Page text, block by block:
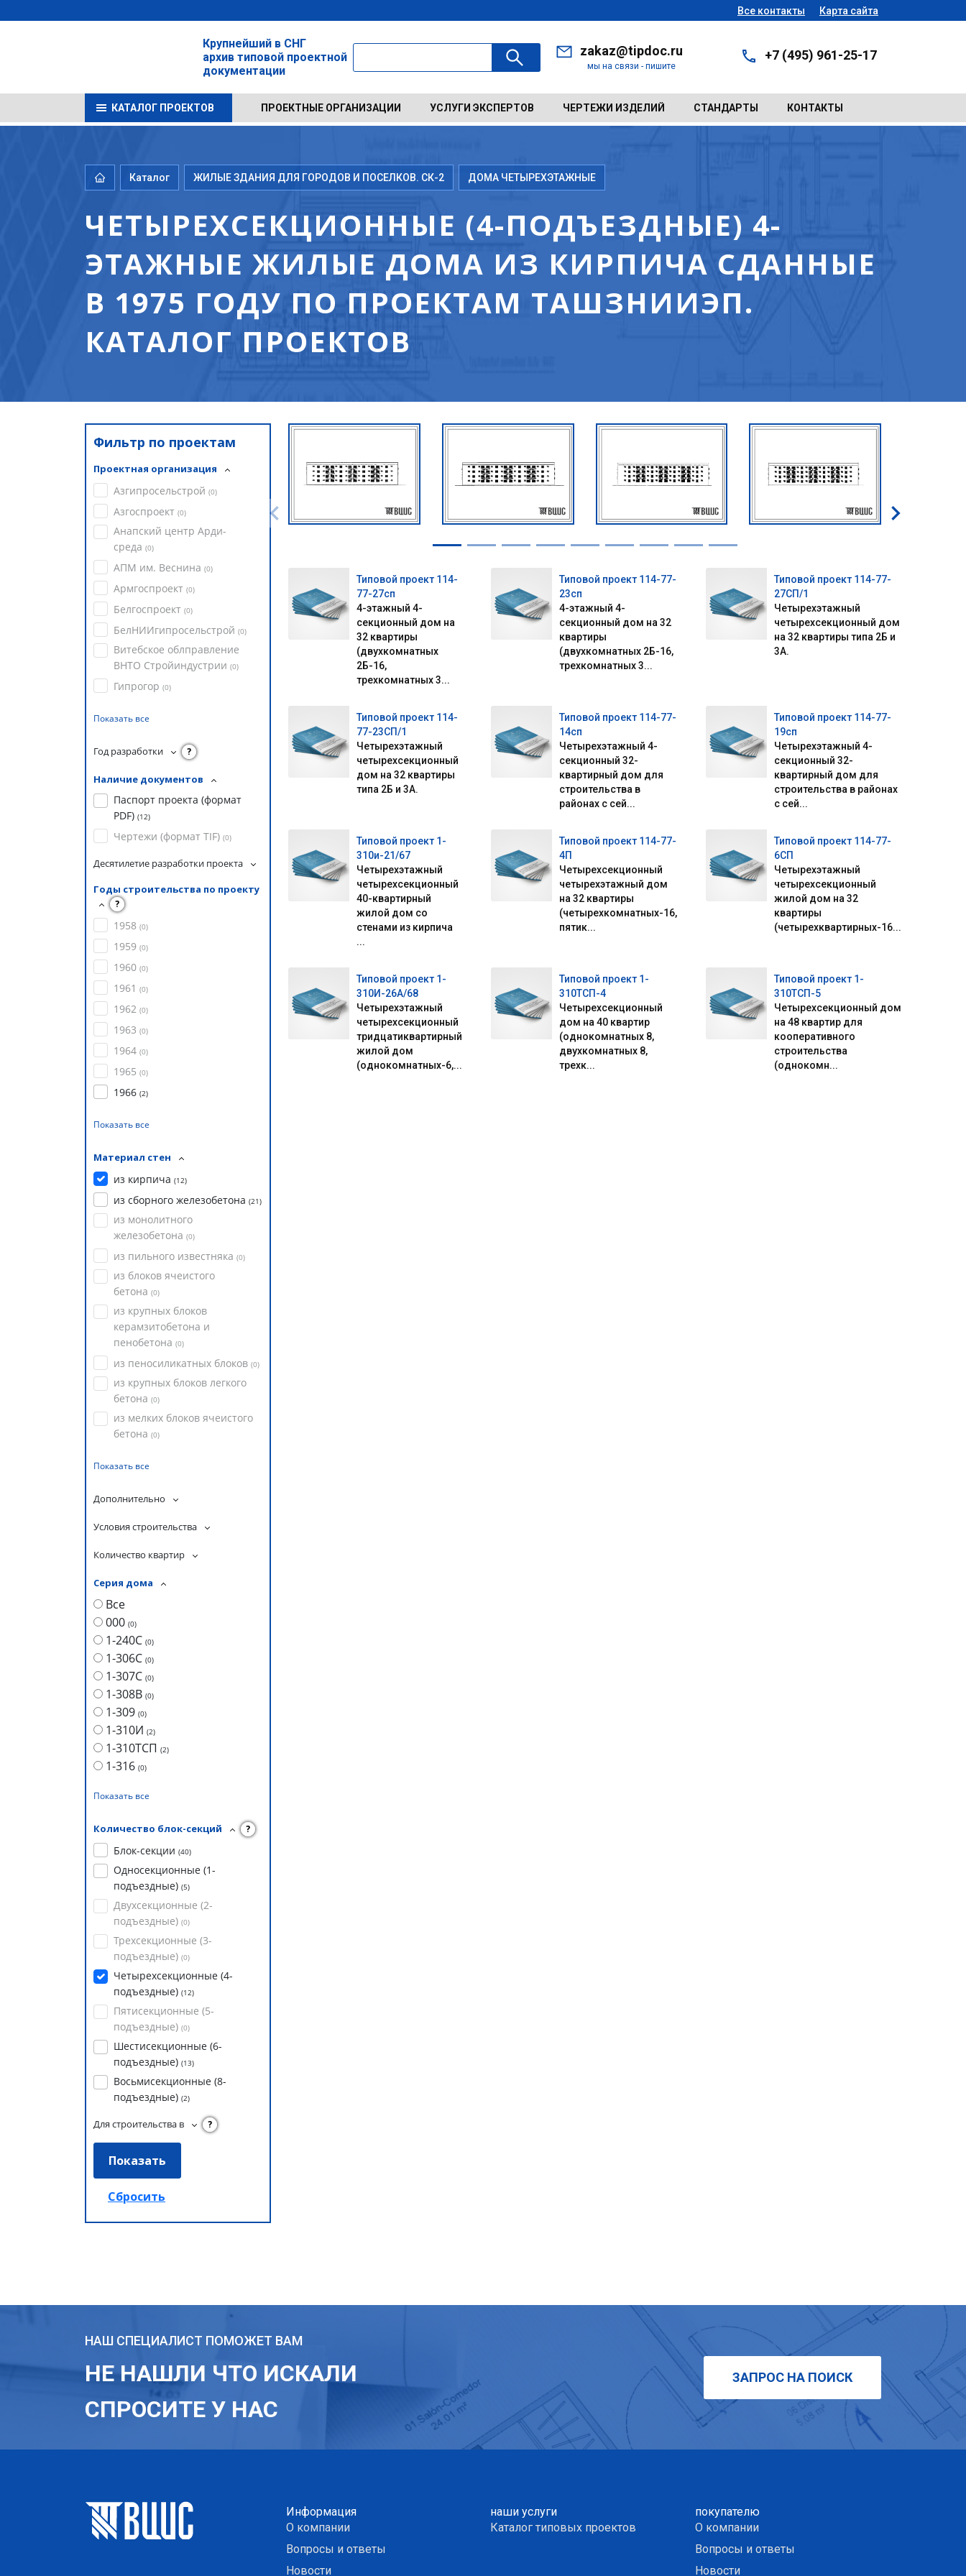
Все контакты Карта сайта
Крупнейший в СНГ
архив типовой проектной
документации
zakaz@tipdoc.ru
мы на связи - пишите
+7 (495) 961-25-17
КАТАЛОГ ПРОЕКТОВ ПРОЕКТНЫЕ ОРГАНИЗАЦИИ УСЛУГИ ЭКСПЕРТОВ ЧЕРТЕЖИ ИЗДЕЛИЙ СТАНДАРТЫ КОНТАКТЫ
Каталог ЖИЛЫЕ ЗДАНИЯ ДЛЯ ГОРОДОВ И ПОСЕЛКОВ. СК-2 ДОМА ЧЕТЫРЕХЭТАЖНЫЕ
ЧЕТЫРЕХСЕКЦИОННЫЕ (4-ПОДЪЕЗДНЫЕ) 4-
ЭТАЖНЫЕ ЖИЛЫЕ ДОМА ИЗ КИРПИЧА СДАННЫЕ
В 1975 ГОДУ ПО ПРОЕКТАМ ТАШЗНИИЭП.
КАТАЛОГ ПРОЕКТОВ
Фильтр по проектам
Проектная организация
Азгипросельстрой (0)
Азгоспроект (0)
Анапский центр Арди-
среда (0)
АПМ им. Веснина (0)
Армгоспроект (0)
Белгоспроект (0)
БелНИИгипросельстрой (0)
Витебское облправление
ВНТО Стройиндустрии (0)
Гипрогор (0)
Показать все
Год разработки ?
Наличие документов
Паспорт проекта (формат
PDF) (12)
Чертежи (формат TIF) (0)
Десятилетие разработки проекта
Годы строительства по проекту
?
1958 (0)
1959 (0)
1960 (0)
1961 (0)
1962 (0)
1963 (0)
1964 (0)
1965 (0)
1966 (2)
Показать все
Материал стен
из кирпича (12)
из сборного железобетона (21)
из монолитного
железобетона (0)
из пильного известняка (0)
из блоков ячеистого
бетона (0)
из крупных блоков
керамзитобетона и
пенобетона (0)
из пеносиликатных блоков (0)
из крупных блоков легкого
бетона (0)
из мелких блоков ячеистого
бетона (0)
Показать все
Дополнительно
Условия строительства
Количество квартир
Серия дома
Все
000 (0)
1-240С (0)
1-306С (0)
1-307С (0)
1-308В (0)
1-309 (0)
1-310И (2)
1-310ТСП (2)
1-316 (0)
Показать все
Количество блок-секций ?
Блок-секции (40)
Односекционные (1-
подъездные) (5)
Двухсекционные (2-
подъездные) (0)
Трехсекционные (3-
подъездные) (0)
Четырехсекционные (4-
подъездные) (12)
Пятисекционные (5-
подъездные) (0)
Шестисекционные (6-
подъездные) (13)
Восьмисекционные (8-
подъездные) (2)
Для строительства в ?
Типовой проект 114-
77-27сп
4-этажный 4-
секционный дом на
32 квартиры
(двухкомнатных
2Б-16,
трехкомнатных 3...
Типовой проект 114-77-
23сп
4-этажный 4-
секционный дом на 32
квартиры
(двухкомнатных 2Б-16,
трехкомнатных 3...
Типовой проект 114-77-
27СП/1
Четырехэтажный
четырехсекционный дом
на 32 квартиры типа 2Б и
3А.
Типовой проект 114-
77-23СП/1
Четырехэтажный
четырехсекционный
дом на 32 квартиры
типа 2Б и 3А.
Типовой проект 114-77-
14сп
Четырехэтажный 4-
секционный 32-
квартирный дом для
строительства в
районах с сей...
Типовой проект 114-77-
19сп
Четырехэтажный 4-
секционный 32-
квартирный дом для
строительства в районах
с сей...
Типовой проект 1-
310и-21/67
Четырехэтажный
четырехсекционный
40-квартирный
жилой дом со
стенами из кирпича
...
Типовой проект 114-77-
4П
Четырехсекционный
четырехэтажный дом
на 32 квартиры
(четырехкомнатных-16,
пятик...
Типовой проект 114-77-
6СП
Четырехэтажный
четырехсекционный
жилой дом на 32
квартиры
(четырехквартирных-16...
Типовой проект 1-
310И-26А/68
Четырехэтажный
четырехсекционный
тридцатиквартирный
жилой дом
(однокомнатных-6,...
Типовой проект 1-
310ТСП-4
Четырехсекционный
дом на 40 квартир
(однокомнатных 8,
двухкомнатных 8,
трехк...
Типовой проект 1-
310ТСП-5
Четырехсекционный дом
на 48 квартир для
кооперативного
строительства
(однокомн...
НАШ СПЕЦИАЛИСТ ПОМОЖЕТ ВАМ
НЕ НАШЛИ ЧТО ИСКАЛИ
СПРОСИТЕ У НАС
ЗАПРОС НА ПОИСК
Информация
О компании
Вопросы и ответы
Новости
наши услуги
Каталог типовых проектов
покупателю
О компании
Вопросы и ответы
Новости